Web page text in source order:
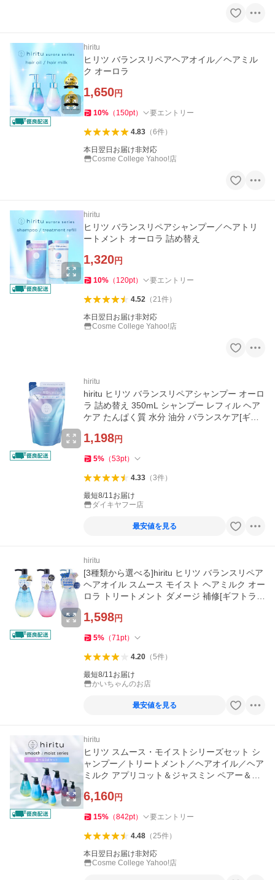
hiritu
ヒリツ バランスリペアヘアオイル／ヘアミル
ク オーロラ
1,650円
10% （ 150pt） 要エントリー
4.83（6件）
本日翌日お届け非対応
Cosme College Yahoo!店
hiritu
ヒリツ バランスリペアシャンプー／ヘアトリ
ートメント オーロラ 詰め替え
1,320円
10% （ 120pt） 要エントリー
4.52（21件）
本日翌日お届け非対応
Cosme College Yahoo!店
hiritu
hiritu ヒリツ バランスリペアシャンプー オーロ
ラ 詰め替え 350mL シャンプー レフィル ヘア
ケア たんぱく質 水分 油分 バランスケア[ギフ
1,198円
5% （53pt）
4.33（3件）
最短8/11お届け
ダイキヤフー店
最安値を見る
hiritu
[3種類から選べる]hiritu ヒリツ バランスリペア
ヘアオイル スムース モイスト ヘアミルク オー
ロラ トリートメント ダメージ 補修[ギフトラッ
1,598円
5% （71pt）
4.20（5件）
最短8/11お届け
かいちゃんのお店
最安値を見る
hiritu
ヒリツ スムース・モイストシリーズセット シ
ャンプー／トリートメント／ヘアオイル／ヘア
ミルク アプリコット＆ジャスミン ペアー＆ム
6,160円
15% （842pt） 要エントリー
4.48（25件）
本日翌日お届け非対応
Cosme College Yahoo!店